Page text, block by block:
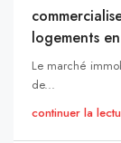
logements
Le marché
de...
continuer la